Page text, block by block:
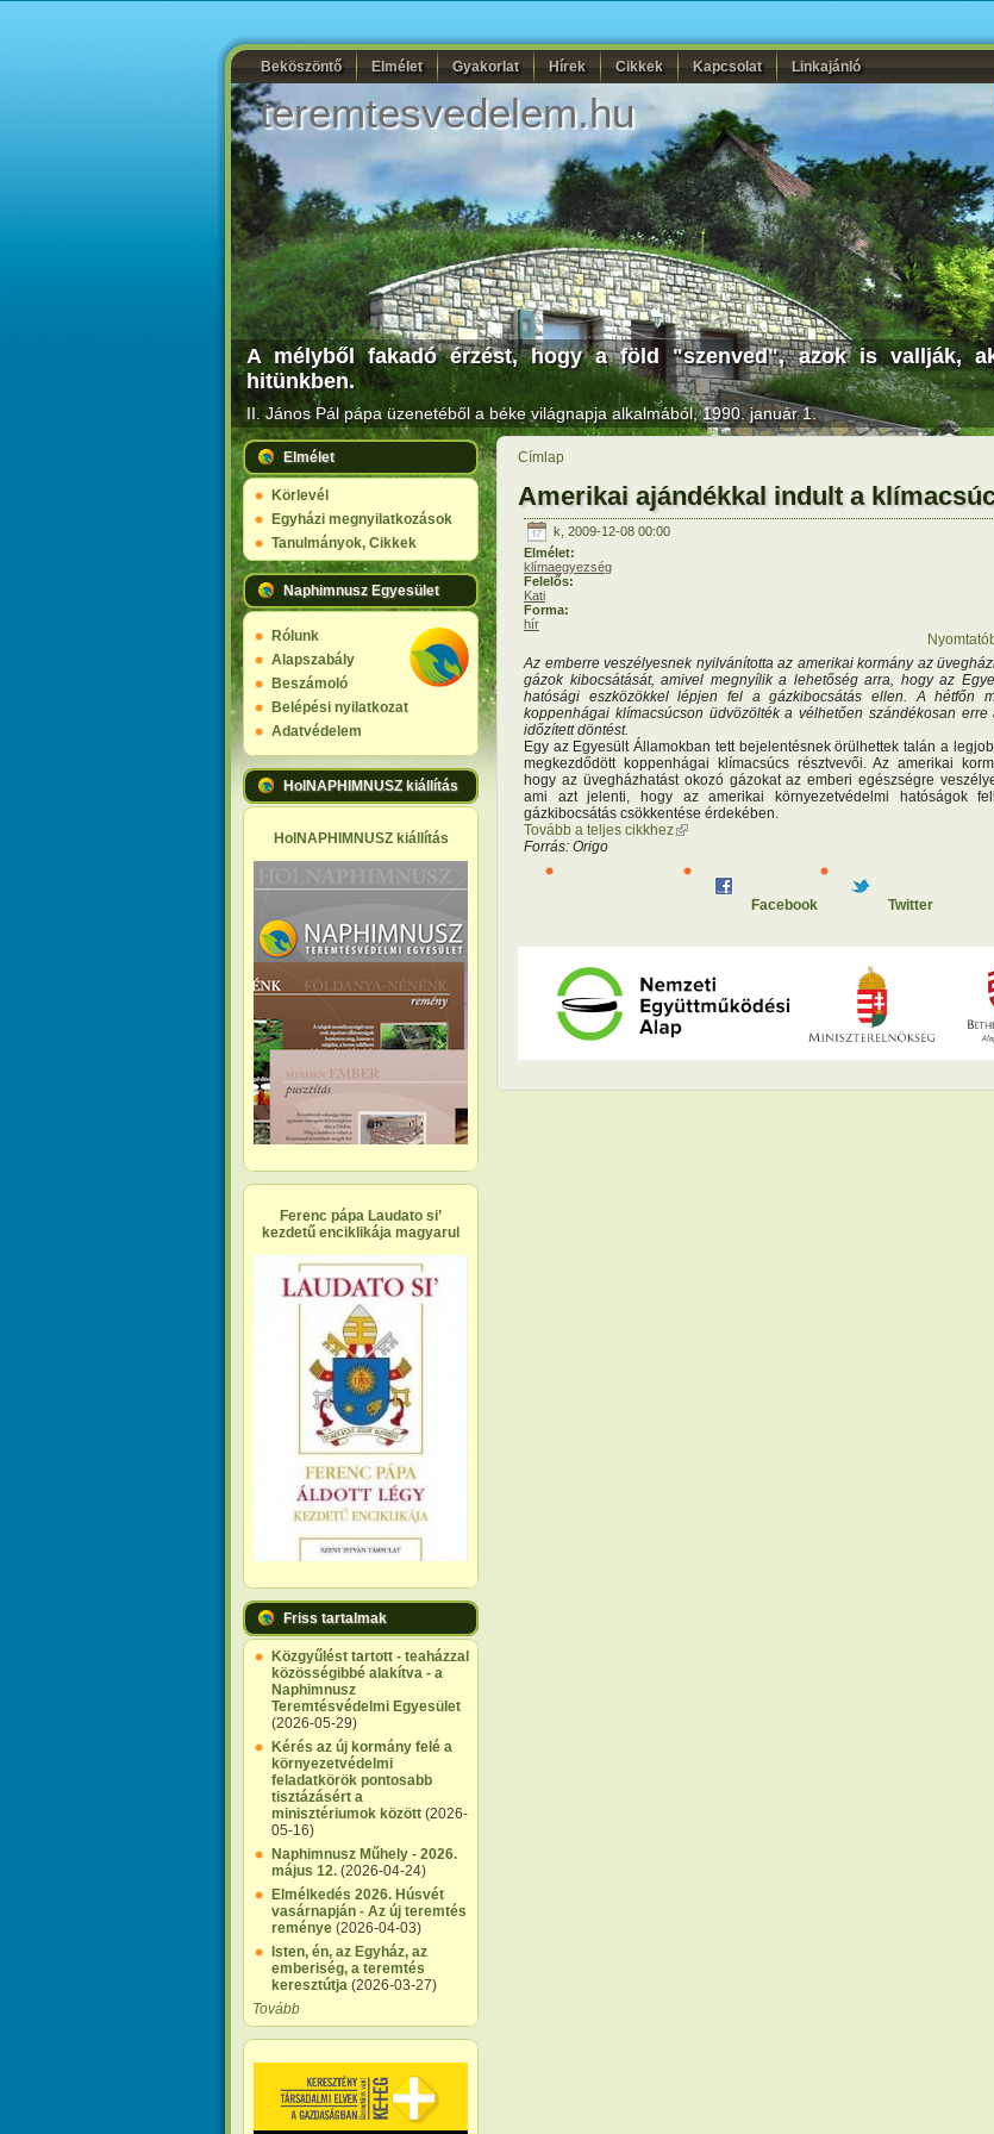
Beköszöntő Elmélet Gyakorlat Hírek Cikkek Kapcsolat Linkajánló
teremtesvedelem.hu
A mélyből fakadó érzést, hogy a föld "szenved", azok is vallják,
hitünkben.
II. János Pál pápa üzenetéből a béke világnapja alkalmából, 1990. január 1.
Elmélet
Körlevél
Egyházi megnyilatkozások
Tanulmányok, Cikkek
Naphimnusz Egyesület
Rólunk
Alapszabály
Beszámoló
Belépési nyilatkozat
Adatvédelem
HolNAPHIMNUSZ kiállítás
HolNAPHIMNUSZ kiállítás
Ferenc pápa Laudato si’
kezdetű enciklikája magyarul
Friss tartalmak
Közgyűlést tartott - teaházzal
közösségibbé alakítva - a
Naphimnusz
Teremtésvédelmi Egyesület
(2026-05-29)
Kérés az új kormány felé a
környezetvédelmi
feladatkörök pontosabb
tisztázásért a
minisztériumok között (2026-
05-16)
Naphimnusz Műhely - 2026.
május 12. (2026-04-24)
Elmélkedés 2026. Húsvét
vasárnapján - Az új teremtés
reménye (2026-04-03)
Isten, én, az Egyház, az
emberiség, a teremtés
keresztútja (2026-03-27)
Tovább
Címlap
Amerikai ajándékkal indult a
k, 2009-12-08 00:00
Elmélet:
klímaegyezség
Felelős:
Kati
Forma:
hír
Az emberre veszélyesnek nyilvánította az amerikai kormány az
gázok kibocsátását, amivel megnyílik a lehetőség arra, hogy az
hatósági eszközökkel lépjen fel a gázkibocsátás ellen. A hétfőn
koppenhágai klímacsúcson üdvözölték a vélhetően szándékosan erre
időzített döntést.
Egy az Egyesült Államokban tett bejelentésnek örülhettek talán a
megkezdődött koppenhágai klímacsúcs résztvevői. Az amerikai
hogy az üvegházhatást okozó gázokat az emberi egészségre
ami azt jelenti, hogy az amerikai környezetvédelmi hatóságok
gázkibocsátás csökkentése érdekében.
Tovább a teljes cikkhez(külső hivatkozás)
Forrás: Origo
Facebook Twitter